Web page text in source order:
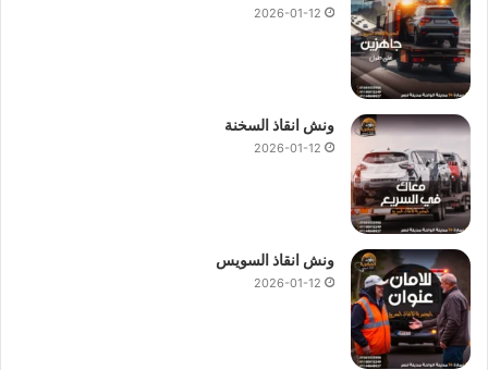
2026-01-12
ونش انقاذ السخنة
2026-01-12
ونش انقاذ السويس
2026-01-12